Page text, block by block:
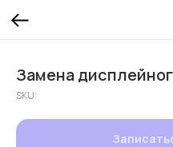
Замена
SKU: